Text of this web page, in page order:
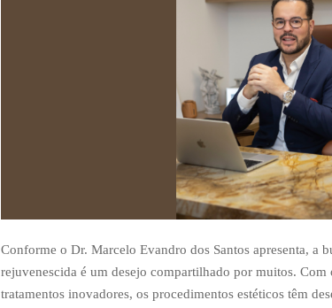
Conforme o Dr. Marcelo Evandro dos Santos apresenta, a
rejuvenescida é um desejo compartilhado por muitos. Com
tratamentos inovadores, os procedimentos estéticos têm